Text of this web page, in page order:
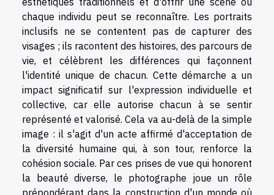
chaque individu peut se reconnaître. Les portraits
inclusifs ne se contentent pas de capturer des
visages ; ils racontent des histoires, des parcours de
vie, et célèbrent les différences qui façonnent
l'identité unique de chacun. Cette démarche a un
impact significatif sur l'expression individuelle et
collective, car elle autorise chacun à se sentir
représenté et valorisé. Cela va au-delà de la simple
image : il s'agit d'un acte affirmé d'acceptation de
la diversité humaine qui, à son tour, renforce la
cohésion sociale. Par ces prises de vue qui honorent
la beauté diverse, le photographe joue un rôle
prépondérant dans la construction d'un monde où